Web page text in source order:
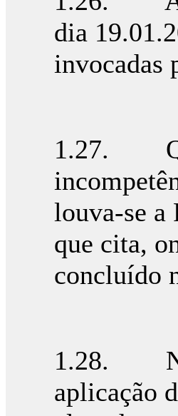
dia
invocadas
1.27.
louva-se a
que cita,
concluído
1.28. No
aplicação